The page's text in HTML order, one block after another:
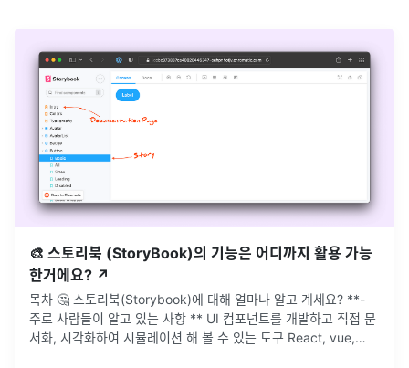
🎨 스토리북 (StoryBook)의 기능은 어디까지 활용 가능
한거에요? ↗️
목차 🤔 스토리북(Storybook)에 대해 얼마나 알고 계세요? **-
주로 사람들이 알고 있는 사항 ** UI 컴포넌트를 개발하고 직접 문
서화, 시각화하여 시뮬레이션 해 볼 수 있는 도구 React, vue,